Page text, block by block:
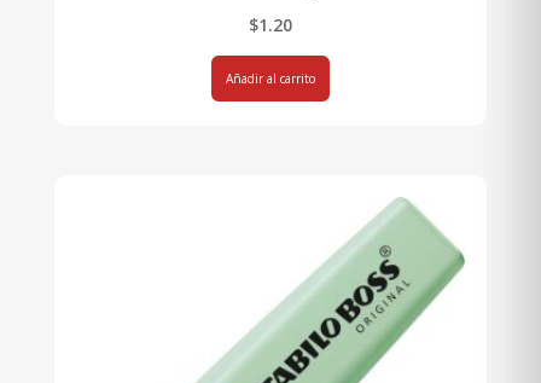
$1.20
Añadir al carrito